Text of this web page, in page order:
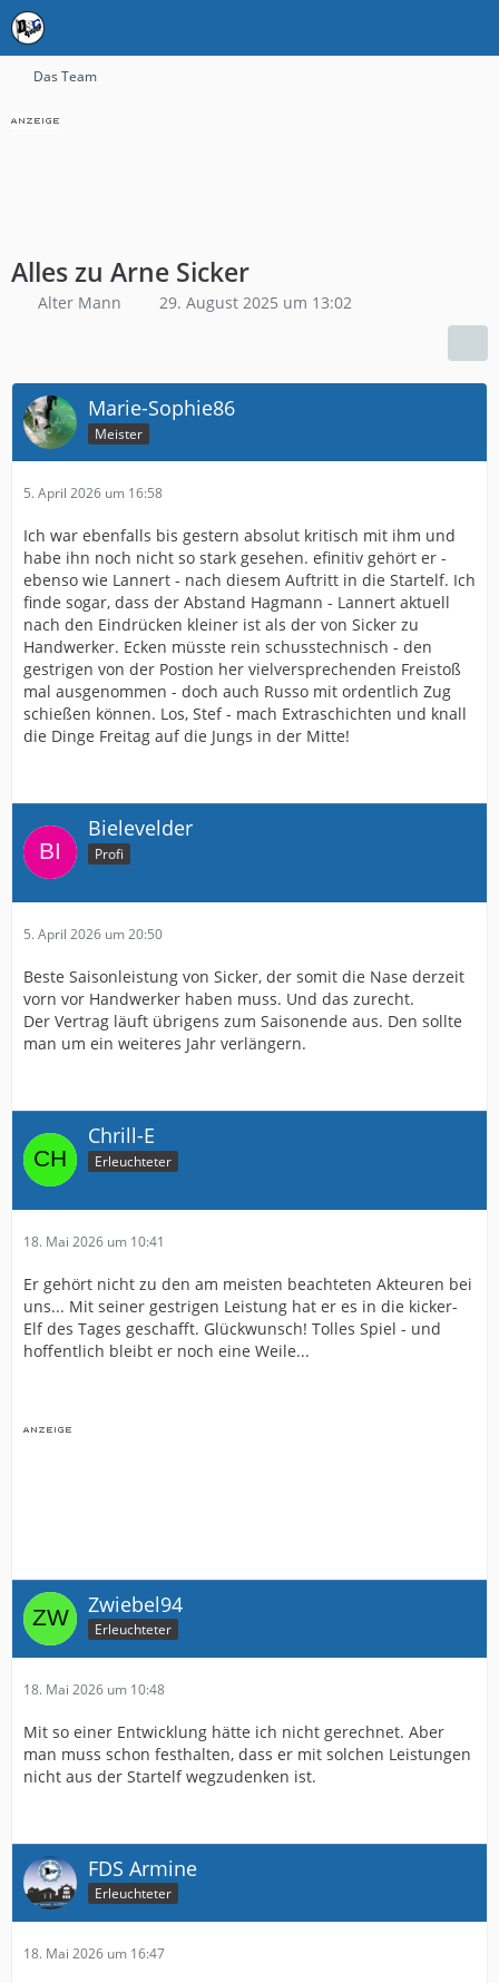
Das Team
Alles zu Arne Sicker
Alter Mann 29. August 2025 um 13:02
Marie-Sophie86
Meister
5. April 2026 um 16:58
Ich war ebenfalls bis gestern absolut kritisch mit ihm und
habe ihn noch nicht so stark gesehen. efinitiv gehört er -
ebenso wie Lannert - nach diesem Auftritt in die Startelf. Ich
finde sogar, dass der Abstand Hagmann - Lannert aktuell
nach den Eindrücken kleiner ist als der von Sicker zu
Handwerker. Ecken müsste rein schusstechnisch - den
gestrigen von der Postion her vielversprechenden Freistoß
mal ausgenommen - doch auch Russo mit ordentlich Zug
schießen können. Los, Stef - mach Extraschichten und knall
die Dinge Freitag auf die Jungs in der Mitte!
Bielevelder
Profi
5. April 2026 um 20:50
Beste Saisonleistung von Sicker, der somit die Nase derzeit
vorn vor Handwerker haben muss. Und das zurecht.
Der Vertrag läuft übrigens zum Saisonende aus. Den sollte
man um ein weiteres Jahr verlängern.
Chrill-E
Erleuchteter
18. Mai 2026 um 10:41
Er gehört nicht zu den am meisten beachteten Akteuren bei
uns... Mit seiner gestrigen Leistung hat er es in die kicker-
Elf des Tages geschafft. Glückwunsch! Tolles Spiel - und
hoffentlich bleibt er noch eine Weile...
Zwiebel94
Erleuchteter
18. Mai 2026 um 10:48
Mit so einer Entwicklung hätte ich nicht gerechnet. Aber
man muss schon festhalten, dass er mit solchen Leistungen
nicht aus der Startelf wegzudenken ist.
FDS Armine
Erleuchteter
18. Mai 2026 um 16:47